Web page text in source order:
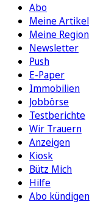
Abo
Meine Artikel
Meine Region
Newsletter
Push
E-Paper
Immobilien
Jobbörse
Testberichte
Wir Trauern
Anzeigen
Kiosk
Bütz Mich
Hilfe
Abo kündigen